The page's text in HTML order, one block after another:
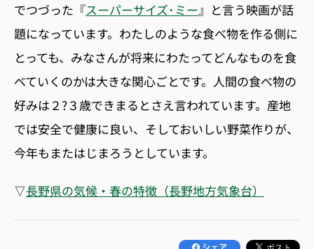
でつづった『スーパーサイズ･ミー』と言う映画が話
題になっています。わたしのような食べ物を作る側に
とっても、みなさんが将来にわたってどんなものを食
べていくのかは大きな関心ごとです。人間の食べ物の
好みは２?３歳できまるとさえ言われています。産地
では安全で健康に良い、そしておいしい野菜作りが、
今年もまたはじまろうとしています。
▽長野県の気候・春の特徴（長野地方気象台）